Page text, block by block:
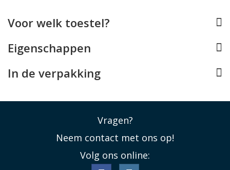
Voor welk toestel?
Eigenschappen
In de verpakking
Vragen?
Neem contact met ons op!
Volg ons online: